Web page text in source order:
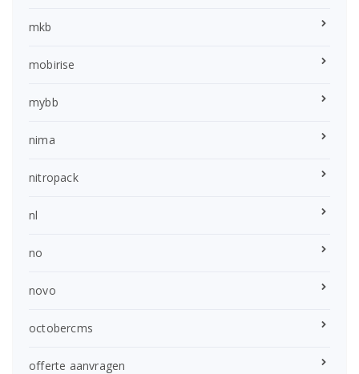
mkb
mobirise
mybb
nima
nitropack
nl
no
novo
octobercms
offerte aanvragen